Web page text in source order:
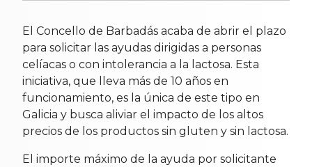
El Concello de Barbadás acaba de abrir el plazo
para solicitar las ayudas dirigidas a personas
celíacas o con intolerancia a la lactosa. Esta
iniciativa, que lleva más de 10 años en
funcionamiento, es la única de este tipo en
Galicia y busca aliviar el impacto de los altos
precios de los productos sin gluten y sin lactosa.
El importe máximo de la ayuda por solicitante